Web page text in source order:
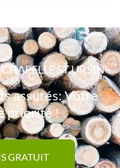
ST URSIN
assurés: Votre
priorité !
GRATUIT